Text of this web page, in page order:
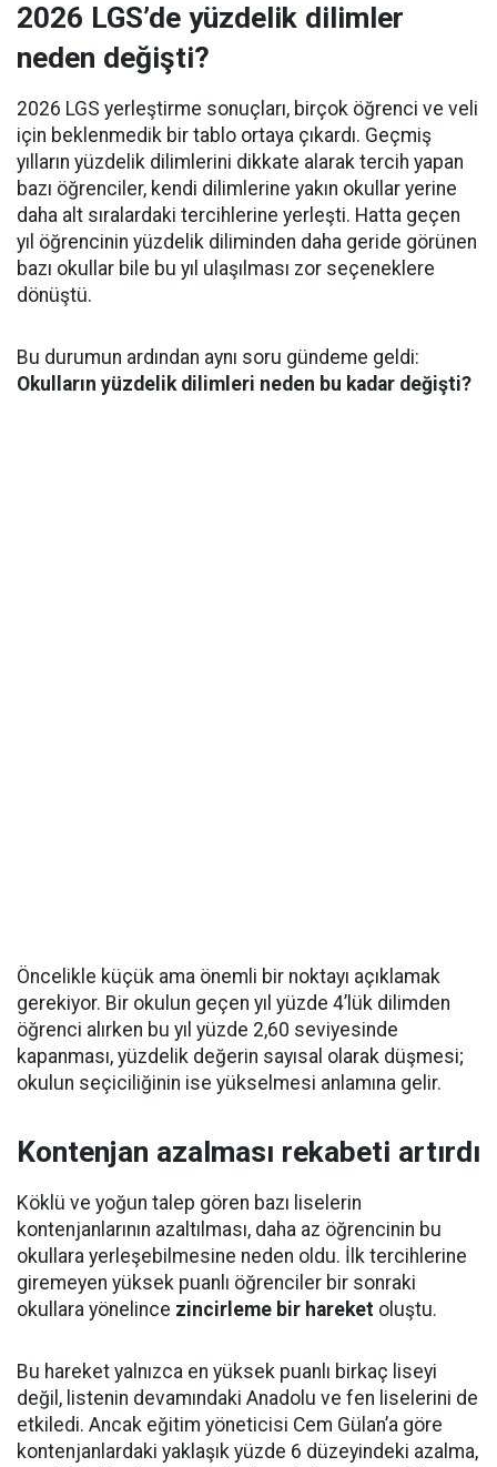
2026 LGS’de yüzdelik dilimler
neden değişti?
2026 LGS yerleştirme sonuçları, birçok öğrenci ve veli
için beklenmedik bir tablo ortaya çıkardı. Geçmiş
yılların yüzdelik dilimlerini dikkate alarak tercih yapan
bazı öğrenciler, kendi dilimlerine yakın okullar yerine
daha alt sıralardaki tercihlerine yerleşti. Hatta geçen
yıl öğrencinin yüzdelik diliminden daha geride görünen
bazı okullar bile bu yıl ulaşılması zor seçeneklere
dönüştü.
Bu durumun ardından aynı soru gündeme geldi:
Okulların yüzdelik dilimleri neden bu kadar değişti?
Öncelikle küçük ama önemli bir noktayı açıklamak
gerekiyor. Bir okulun geçen yıl yüzde 4’lük dilimden
öğrenci alırken bu yıl yüzde 2,60 seviyesinde
kapanması, yüzdelik değerin sayısal olarak düşmesi;
okulun seçiciliğinin ise yükselmesi anlamına gelir.
Kontenjan azalması rekabeti artırdı
Köklü ve yoğun talep gören bazı liselerin
kontenjanlarının azaltılması, daha az öğrencinin bu
okullara yerleşebilmesine neden oldu. İlk tercihlerine
giremeyen yüksek puanlı öğrenciler bir sonraki
okullara yönelince zincirleme bir hareket oluştu.
Bu hareket yalnızca en yüksek puanlı birkaç liseyi
değil, listenin devamındaki Anadolu ve fen liselerini de
etkiledi. Ancak eğitim yöneticisi Cem Gülan’a göre
kontenjanlardaki yaklaşık yüzde 6 düzeyindeki azalma,